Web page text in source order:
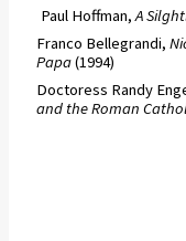
Paul Hoffman,A
Franco Bellegrandi,
Papa(1994)
Doctoress Randy
and the Roman